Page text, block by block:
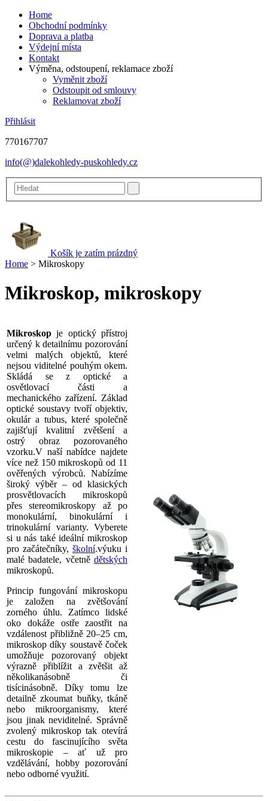
Home
Obchodní podmínky
Doprava a platba
Výdejní místa
Kontakt
Výměna, odstoupení, reklamace zboží
Vyměnit zboží
Odstoupit od smlouvy
Reklamovat zboží
Přihlásit
770167707
info(@)dalekohledy-puskohledy.cz
Košík je zatím prázdný
Home > Mikroskopy
Mikroskop, mikroskopy
Mikroskop je optický přístroj
určený k detailnímu pozorování
velmi malých objektů, které
nejsou viditelné pouhým okem.
Skládá se z optické a
osvětlovací části a
mechanického zařízení. Základ
optické soustavy tvoří objektiv,
okulár a tubus, které společně
zajišťují kvalitní zvětšení a
ostrý obraz pozorovaného
vzorku.V naší nabídce najdete
více než 150 mikroskopů od 11
ověřených výrobců. Nabízíme
široký výběr – od klasických
prosvětlovacích mikroskopů
přes stereomikroskopy až po
monokulární, binokulární i
trinokulární varianty. Vyberete
si u nás také ideální mikroskop
pro začátečníky, školní.výuku i
malé badatele, včetně dětských
mikroskopů.
Princip fungování mikroskopu
je založen na zvětšování
zorného úhlu. Zatímco lidské
oko dokáže ostře zaostřit na
vzdálenost přibližně 20–25 cm,
mikroskop díky soustavě čoček
umožňuje pozorovaný objekt
výrazně přiblížit a zvětšit až
několikanásobně či
tisícinásobně. Díky tomu lze
detailně zkoumat buňky, tkáně
nebo mikroorganismy, které
jsou jinak neviditelné. Správně
zvolený mikroskop tak otevírá
cestu do fascinujícího světa
mikroskopie – ať už pro
vzdělávání, hobby pozorování
nebo odborné využití.